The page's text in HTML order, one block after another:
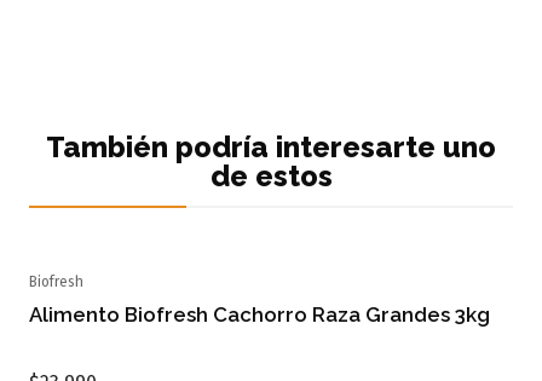
También podría interesarte uno
de estos
Biofresh
Alimento Biofresh Cachorro Raza Grandes 3kg